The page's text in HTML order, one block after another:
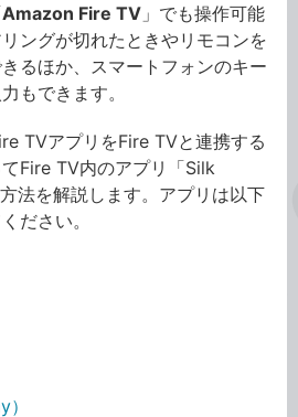
Amazon Fire TV 」でも操作可能
ングが切れたときやリモコンを
るほか、スマートフォンのキー
もできます。
TVアプリをFire TVと連携する
Fire TV内のアプリ「Silk
法を解説します。アプリは以下
ださい。